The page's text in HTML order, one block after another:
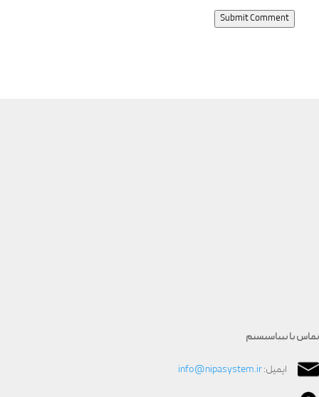
Submit Comment
تماس با نیپاسیستم
ایمیل:info@nipasystem.ir